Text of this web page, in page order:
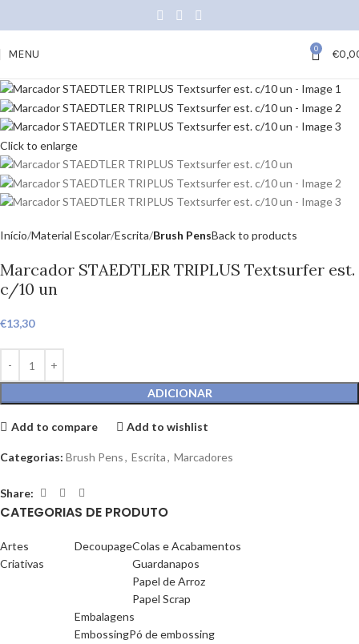
MENU 0 €
Click to enlarge
Início Material Escolar Escrita Brush PensBack to products
Marcador STAEDTLER TRIPLUS Textsurfer est.
c/10 un
€13,30
ADICIONAR
Add to compare Add to wishlist
Categorias: Brush Pens, Escrita, Marcadores
Share:
CATEGORIAS DE PRODUTO
Artes
Criativas
DecoupageColas e Acabamentos
Guardanapos
Papel de Arroz
Papel Scrap
Embalagens
EmbossingPó de embossing